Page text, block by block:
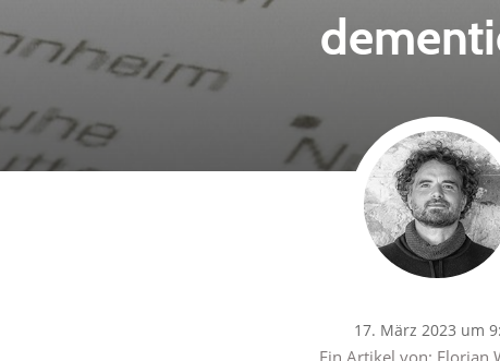
17. März 2023 um
Ein Artikel von: Florian